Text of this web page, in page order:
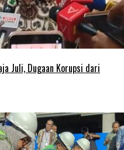
Juli, Dugaan Korupsi dari